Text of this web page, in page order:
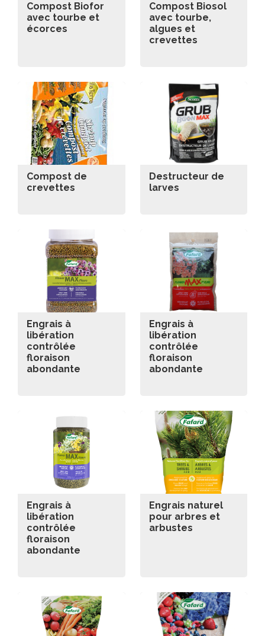
Compost Biofor
avec tourbe et
écorces
Compost Biosol
avec tourbe,
algues et
crevettes
Compost de
crevettes
Destructeur de
larves
Engrais à
libération
contrôlée
floraison
abondante
Engrais à
libération
contrôlée
floraison
abondante
Engrais à
libération
contrôlée
floraison
abondante
Engrais naturel
pour arbres et
arbustes